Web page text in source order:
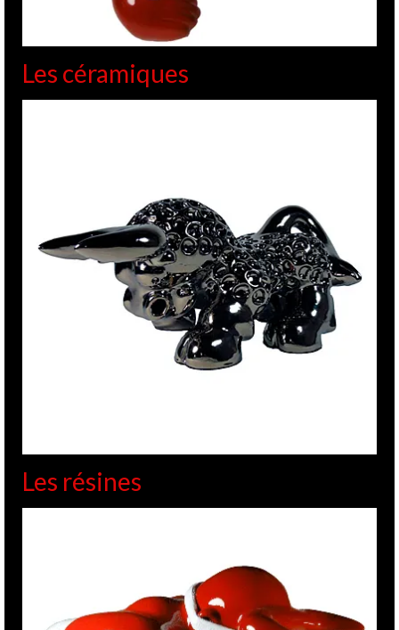
Les céramiques
Les résines